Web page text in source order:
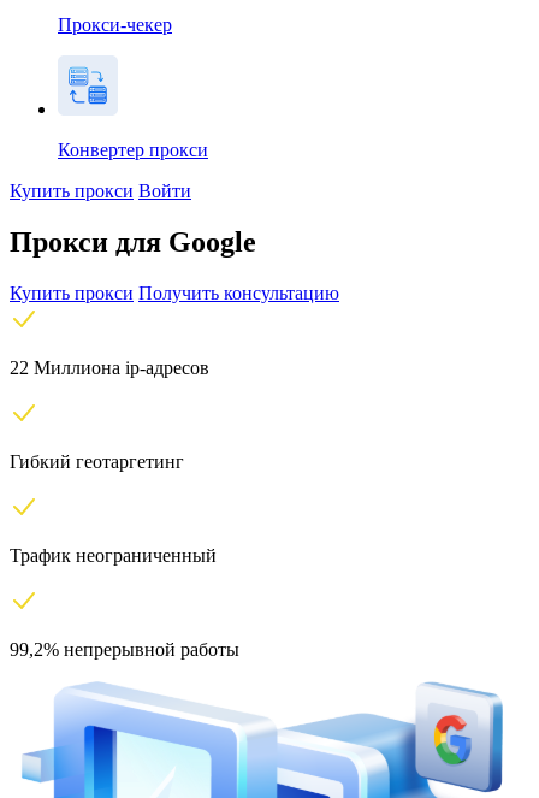
Прокси-чекер
Конвертер прокси
Купить прокси Войти
Прокси для Google
Купить прокси Получить консультацию
22 Миллиона ip-адресов
Гибкий геотаргетинг
Трафик неограниченный
99,2% непрерывной работы